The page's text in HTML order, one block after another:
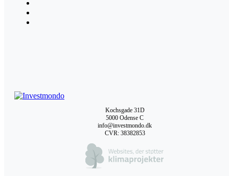
Kochsgade 31D
5000 Odense C
info@investmondo.dk
CVR: 38382853